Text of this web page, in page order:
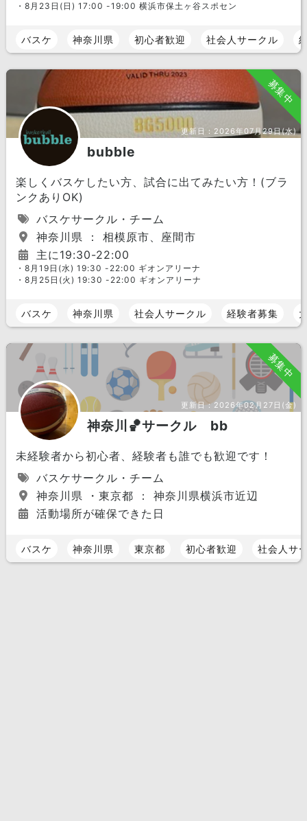
・8月23日(日) 17:00 -19:00 横浜市保土ヶ谷スポセン
バスケ 神奈川県 初心者歓迎 社会人サークル
募集中
更新日： 2026年07月29日(水)
bubble
楽しくバスケしたい方、試合に出てみたい方！(ブラ
ンクありOK)
バスケサークル・チーム
神奈川県 ： 相模原市、座間市
主に19:30-22:00
・8月19日(水) 19:30 -22:00 ギオンアリーナ
・8月25日(火) 19:30 -22:00 ギオンアリーナ
バスケ 神奈川県 社会人サークル 経験者募集
募集中
更新日：2026年02月27日(金)
神奈川🏀サークル bb
未経験者から初心者、経験者も誰でも歓迎です！
バスケサークル・チーム
神奈川県 ・東京都 ： 神奈川県横浜市近辺
活動場所が確保できた日
バスケ 神奈川県 東京都 初心者歓迎 社会人サ